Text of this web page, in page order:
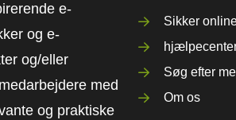
e-
og e-
og/eller
med
og praktiske
Sikker
Søg efter
Om os